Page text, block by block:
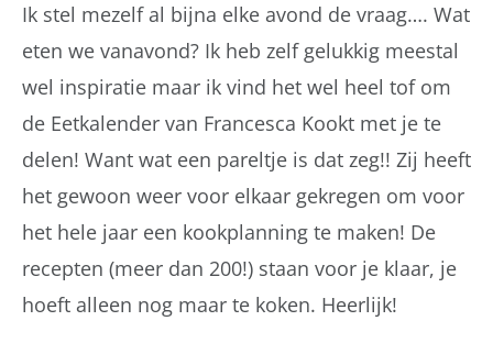
Ik stel mezelf al bijna elke avond de vraag…. Wat
eten we vanavond? Ik heb zelf gelukkig meestal
wel inspiratie maar ik vind het wel heel tof om
de Eetkalender van Francesca Kookt met je te
delen! Want wat een pareltje is dat zeg!! Zij heeft
het gewoon weer voor elkaar gekregen om voor
het hele jaar een kookplanning te maken! De
recepten (meer dan 200!) staan voor je klaar, je
hoeft alleen nog maar te koken. Heerlijk!